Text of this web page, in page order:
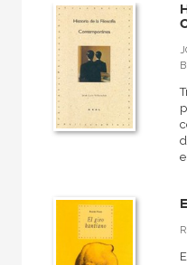
Contemporánea
MATERIAS
Estética
Moderna
Filosofía y crítica de la